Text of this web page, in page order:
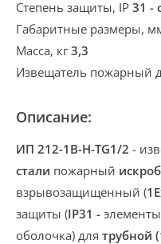
Степень защиты, IP 31 -
Габаритные размеры,
Масса, кг3,3
Извещатель пожарный
Описание:
ИП 212-1В-Н-ТG1/2 -
стали пожарный
взрывозащищенный (
защиты (IP31 -
оболочка) для трубной